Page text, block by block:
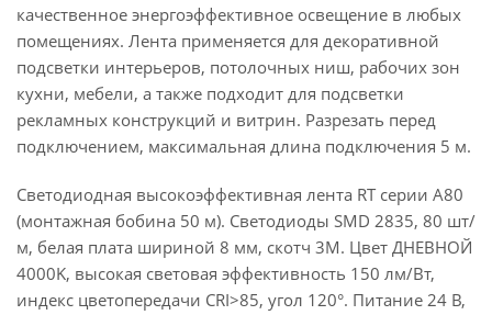
качественное энергоэффективное освещение в любых
помещениях. Лента применяется для декоративной
подсветки интерьеров, потолочных ниш, рабочих зон
кухни, мебели, а также подходит для подсветки
рекламных конструкций и витрин. Разрезать перед
подключением, максимальная длина подключения 5 м.
Светодиодная высокоэффективная лента RT серии A80
(монтажная бобина 50 м). Светодиоды SMD 2835, 80 шт/
м, белая плата шириной 8 мм, скотч 3M. Цвет ДНЕВНОЙ
4000K, высокая световая эффективность 150 лм/Вт,
индекс цветопередачи CRI>85, угол 120°. Питание 24 В,